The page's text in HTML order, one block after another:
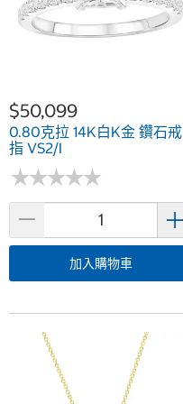
$50,099
0.80克拉 14K白K金 鑽石戒
指 VS2/I
★★★★★
★★★★★
加入購物車